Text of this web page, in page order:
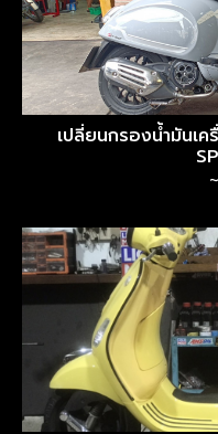
เปลี่ยนกรองน้ำมันเค